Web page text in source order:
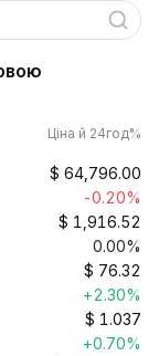
Ціна й 24год%
$ 64,796.00
-0.20%
$ 1,916.52
0.00%
$ 76.32
+2.30%
$ 1.037
+0.70%